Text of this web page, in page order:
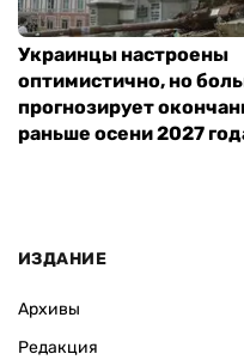
Украинцы настроены
оптимистично, но
прогнозирует
раньше осени 2027
ИЗДАНИЕ
Архивы
Редакция